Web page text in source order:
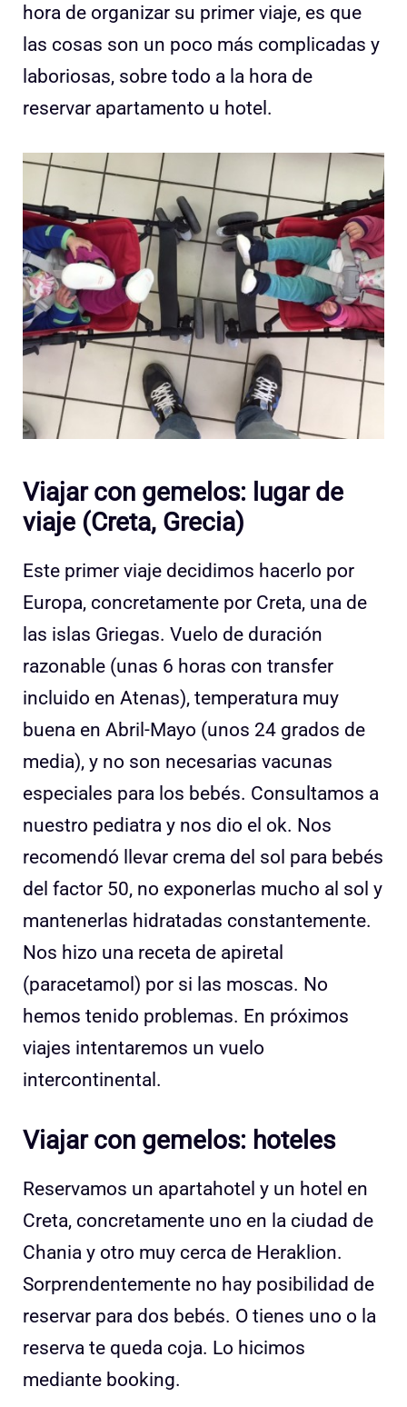
hora de organizar su primer viaje, es que
las cosas son un poco más complicadas y
laboriosas, sobre todo a la hora de
reservar apartamento u hotel.
Viajar con gemelos: lugar de
viaje (Creta, Grecia)
Este primer viaje decidimos hacerlo por
Europa, concretamente por Creta, una de
las islas Griegas. Vuelo de duración
razonable (unas 6 horas con transfer
incluido en Atenas), temperatura muy
buena en Abril-Mayo (unos 24 grados de
media), y no son necesarias vacunas
especiales para los bebés. Consultamos a
nuestro pediatra y nos dio el ok. Nos
recomendó llevar crema del sol para bebés
del factor 50, no exponerlas mucho al sol y
mantenerlas hidratadas constantemente.
Nos hizo una receta de apiretal
(paracetamol) por si las moscas. No
hemos tenido problemas. En próximos
viajes intentaremos un vuelo
intercontinental.
Viajar con gemelos: hoteles
Reservamos un apartahotel y un hotel en
Creta, concretamente uno en la ciudad de
Chania y otro muy cerca de Heraklion.
Sorprendentemente no hay posibilidad de
reservar para dos bebés. O tienes uno o la
reserva te queda coja. Lo hicimos
mediante booking.